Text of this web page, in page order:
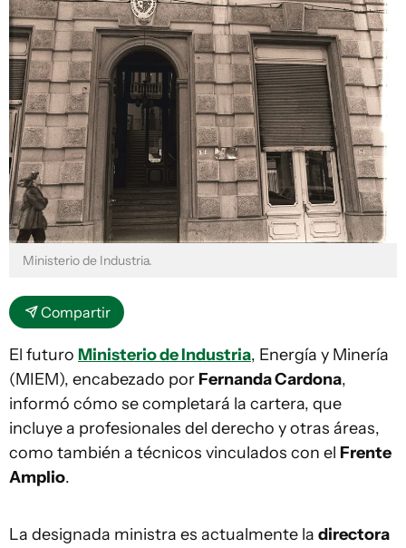
Ministerio de Industria.
Compartir
El futuro Ministerio de Industria, Energía y Minería
(MIEM), encabezado por Fernanda Cardona,
informó cómo se completará la cartera, que
incluye a profesionales del derecho y otras áreas,
como también a técnicos vinculados con el Frente
Amplio.
La designada ministra es actualmente la directora